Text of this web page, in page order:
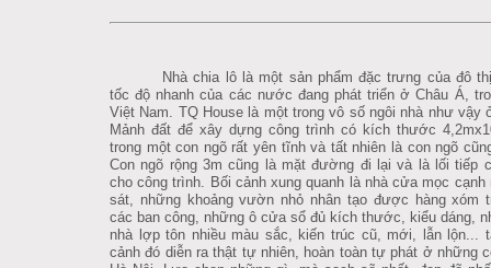
Nhà chia lô là một sản phẩm đặc trưng của đô
tốc độ nhanh của các nước đang phát triển ở Châu Á,
Việt Nam. TQ House là một trong vô số ngôi nhà như vậy
Mảnh đất để xây dựng công trình có kích thước
trong một con ngõ rất yên tĩnh và tất nhiên là con ngõ
Con ngõ rộng 3m cũng là mặt đường đi lại và là lối tiếp
cho công trình. Bối cảnh xung quanh là nhà cửa mọc cạnh
sát, những khoảng vườn nhỏ nhân tạo được hàng xóm
các ban công, những ô cửa sổ đủ kích thước, kiểu dáng,
nhà lợp tôn nhiều màu sắc, kiến trúc cũ, mới, lẫn lộn...
cảnh đó diễn ra thật tự nhiên, hoàn toàn tự phát ở những